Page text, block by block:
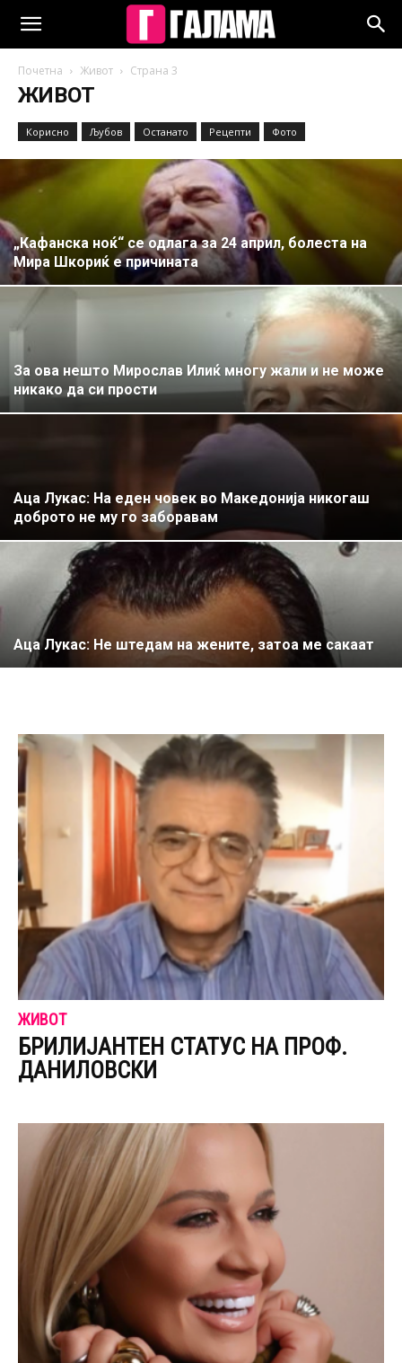
Почетна Живот Страна 3
ЖИВОТ
Корисно Љубов Останато Рецепти Фото
„Кафанска ноќ“ се одлага за 24 април, болеста на
Мира Шкориќ е причината
За ова нешто Мирослав Илиќ многу жали и не може
никако да си прости
Аца Лукас: На еден човек во Македонија никогаш
доброто не му го заборавам
Аца Лукас: Не штедам на жените, затоа ме сакаат
ЖИВОТ
БРИЛИЈАНТЕН СТАТУС НА ПРОФ.
ДАНИЛОВСКИ